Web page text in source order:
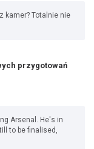
kamer? Totalnie nie
przygotowań
Arsenal. He's in
to be finalised,